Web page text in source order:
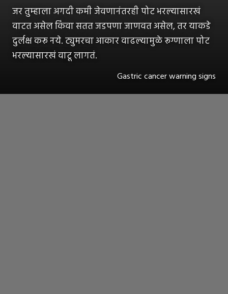
जर तुम्हाला अगदी कमी जेवणानंतरही पोट भरल्यासारखं
वाटत असेल किंवा सतत जडपणा जाणवत असेल, तर याकडे
दुर्लक्ष करू नये. ट्युमरचा आकार वाढल्यामुळे रूग्णाला पोट
भरल्यासारखं वाटू लागतं.
Gastric cancer warning signs